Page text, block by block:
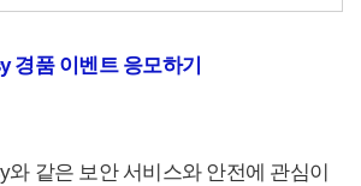
경품 이벤트 응모하기
와 같은 보안 서비스와 안전에 관심이